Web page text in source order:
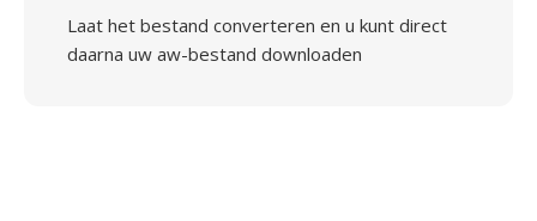
Laat het bestand converteren en u kunt direct
daarna uw aw-bestand downloaden